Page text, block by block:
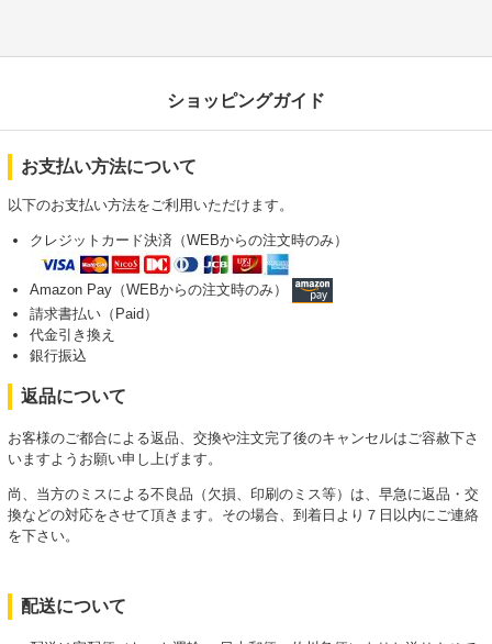
ショッピングガイド
お支払い方法について
以下のお支払い方法をご利用いただけます。
クレジットカード決済（WEBからの注文時のみ）
Amazon Pay（WEBからの注文時のみ）
請求書払い（Paid）
代金引き換え
銀行振込
返品について
お客様のご都合による返品、交換や注文完了後のキャンセルはご容赦下さ
いますようお願い申し上げます。
尚、当方のミスによる不良品（欠損、印刷のミス等）は、早急に返品・交
換などの対応をさせて頂きます。その場合、到着日より７日以内にご連絡
を下さい。
配送について